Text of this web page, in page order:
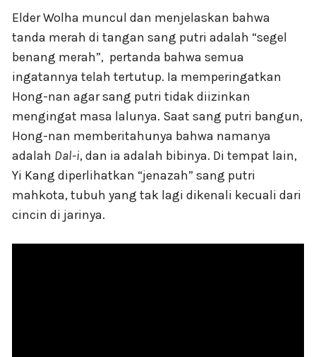
Elder Wolha muncul dan menjelaskan bahwa
tanda merah di tangan sang putri adalah “segel
benang merah”, pertanda bahwa semua
ingatannya telah tertutup. Ia memperingatkan
Hong-nan agar sang putri tidak diizinkan
mengingat masa lalunya. Saat sang putri bangun,
Hong-nan memberitahunya bahwa namanya
adalah Dal-i, dan ia adalah bibinya. Di tempat lain,
Yi Kang diperlihatkan “jenazah” sang putri
mahkota, tubuh yang tak lagi dikenali kecuali dari
cincin di jarinya.